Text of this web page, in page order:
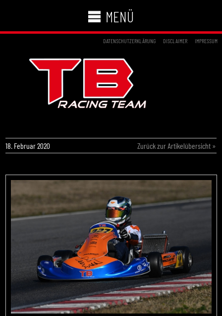
MENÜ
DATENSCHUTZERKLÄRUNG DISCLAIMER IMPRESSUM
18. Februar 2020 Zurück zur Artikelübersicht »